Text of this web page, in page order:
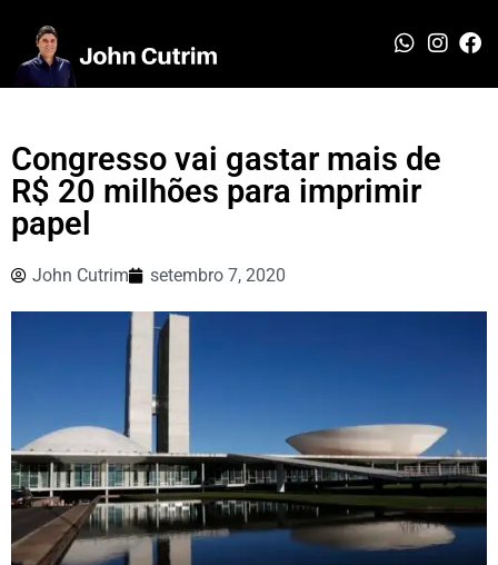
Congresso vai gastar mais de
R$ 20 milhões para imprimir
papel
John Cutrim setembro 7, 2020